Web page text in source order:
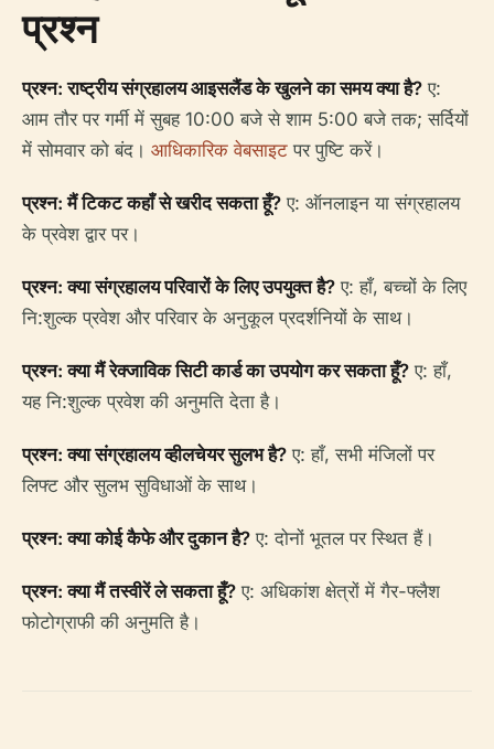
प्रश्न
प्रश्न: राष्ट्रीय संग्रहालय आइसलैंड के खुलने का समय क्या है? ए:
आम तौर पर गर्मी में सुबह 10:00 बजे से शाम 5:00 बजे तक; सर्दियों
में सोमवार को बंद। आधिकारिक वेबसाइट पर पुष्टि करें।
प्रश्न: मैं टिकट कहाँ से खरीद सकता हूँ? ए: ऑनलाइन या संग्रहालय
के प्रवेश द्वार पर।
प्रश्न: क्या संग्रहालय परिवारों के लिए उपयुक्त है? ए: हाँ, बच्चों के लिए
नि:शुल्क प्रवेश और परिवार के अनुकूल प्रदर्शनियों के साथ।
प्रश्न: क्या मैं रेक्जाविक सिटी कार्ड का उपयोग कर सकता हूँ? ए: हाँ,
यह नि:शुल्क प्रवेश की अनुमति देता है।
प्रश्न: क्या संग्रहालय व्हीलचेयर सुलभ है? ए: हाँ, सभी मंजिलों पर
लिफ्ट और सुलभ सुविधाओं के साथ।
प्रश्न: क्या कोई कैफे और दुकान है? ए: दोनों भूतल पर स्थित हैं।
प्रश्न: क्या मैं तस्वीरें ले सकता हूँ? ए: अधिकांश क्षेत्रों में गैर-फ्लैश
फोटोग्राफी की अनुमति है।